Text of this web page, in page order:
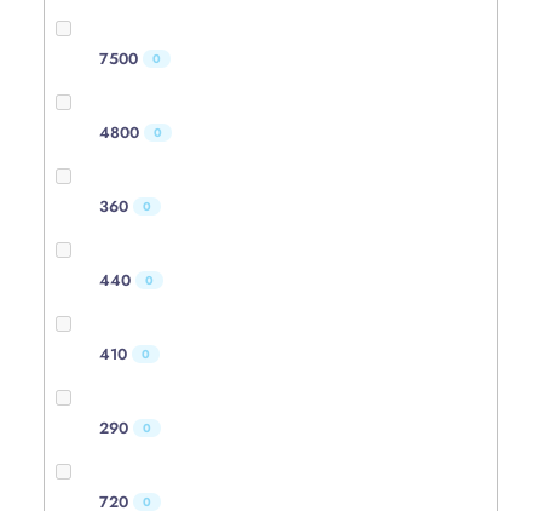
7500 0
4800 0
360 0
440 0
410 0
290 0
720 0